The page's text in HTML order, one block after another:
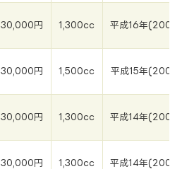
30,000円 1,300cc 平成16年(2004
30,000円 1,500cc 平成15年(2003
30,000円 1,300cc 平成14年(2003
30,000円 1,300cc 平成14年(2002